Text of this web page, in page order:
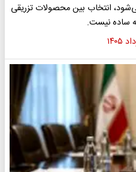
انتخاب بین محصولات تزریقی
ساده نیست.